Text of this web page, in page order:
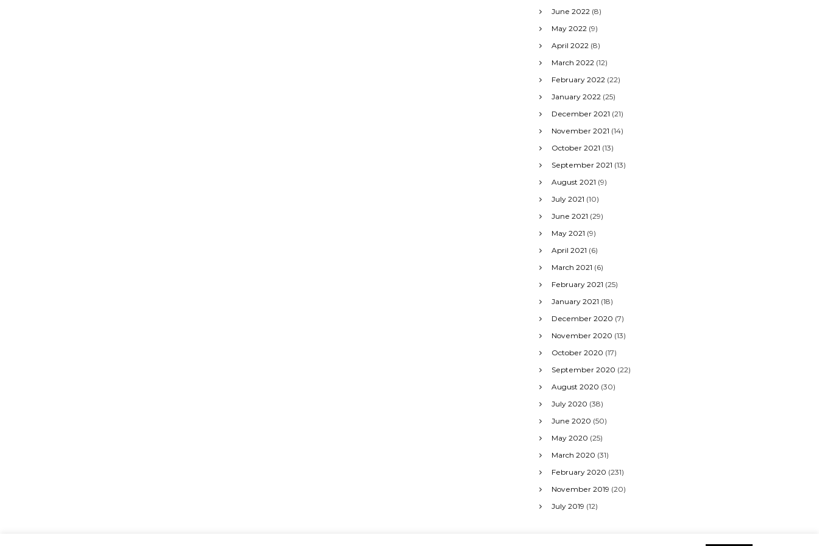
June 2022 (8)
May 2022 (9)
April 2022 (8)
March 2022 (12)
February 2022 (22)
January 2022 (25)
December 2021 (21)
November 2021 (14)
October 2021 (13)
September 2021 (13)
August 2021 (9)
July 2021 (10)
June 2021 (29)
May 2021 (9)
April 2021 (6)
March 2021 (6)
February 2021 (25)
January 2021 (18)
December 2020 (7)
November 2020 (13)
October 2020 (17)
September 2020 (22)
August 2020 (30)
July 2020 (38)
June 2020 (50)
May 2020 (25)
March 2020 (31)
February 2020 (231)
November 2019 (20)
July 2019 (12)